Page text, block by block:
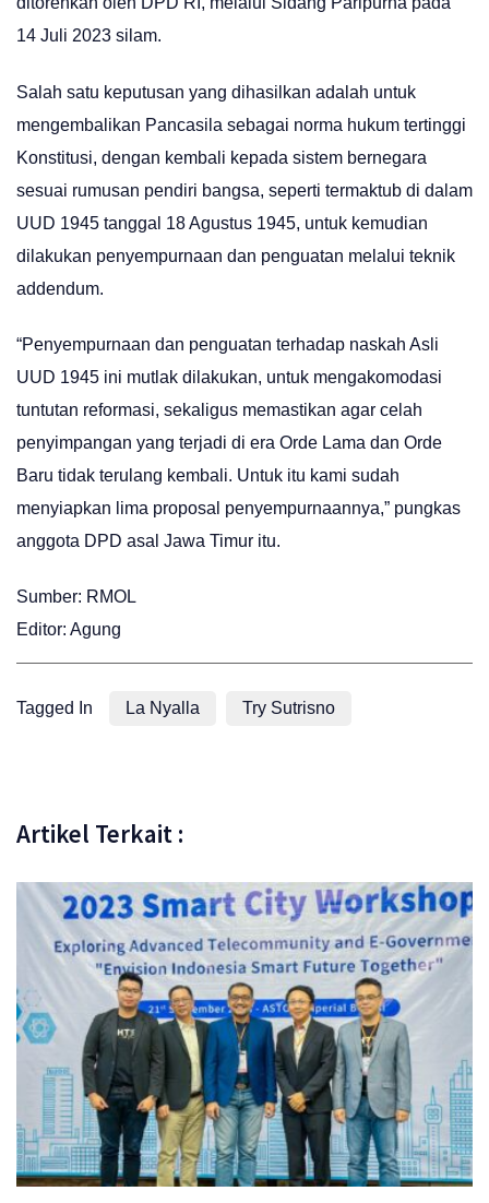
14 Juli 2023 silam.
Salah satu keputusan yang dihasilkan adalah untuk
mengembalikan Pancasila sebagai norma hukum tertinggi
Konstitusi, dengan kembali kepada sistem bernegara
sesuai rumusan pendiri bangsa, seperti termaktub di dalam
UUD 1945 tanggal 18 Agustus 1945, untuk kemudian
dilakukan penyempurnaan dan penguatan melalui teknik
addendum.
“Penyempurnaan dan penguatan terhadap naskah Asli
UUD 1945 ini mutlak dilakukan, untuk mengakomodasi
tuntutan reformasi, sekaligus memastikan agar celah
penyimpangan yang terjadi di era Orde Lama dan Orde
Baru tidak terulang kembali. Untuk itu kami sudah
menyiapkan lima proposal penyempurnaannya,” pungkas
anggota DPD asal Jawa Timur itu.
Sumber: RMOL
Editor: Agung
Tagged In La Nyalla Try Sutrisno
Artikel Terkait :